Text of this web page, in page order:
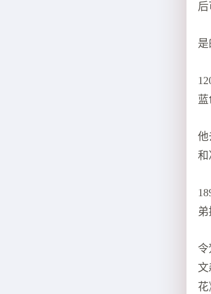
后
是
他
和
花